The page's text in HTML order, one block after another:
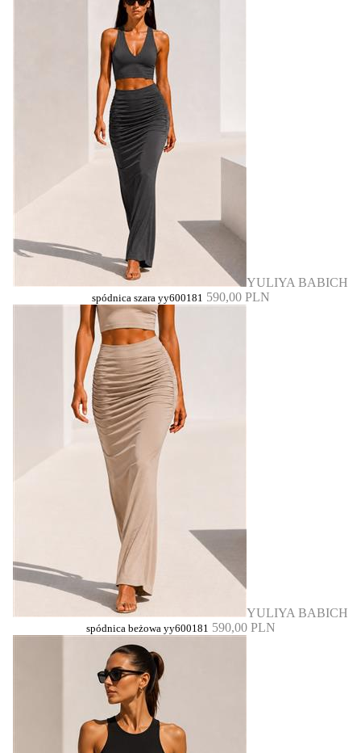
YULIYA BABICH
spódnica szara yy600181 590,00 PLN
YULIYA BABICH
spódnica beżowa yy600181 590,00 PLN